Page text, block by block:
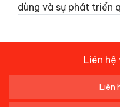
dùng và sự phát triển
Liên hệ
Liên